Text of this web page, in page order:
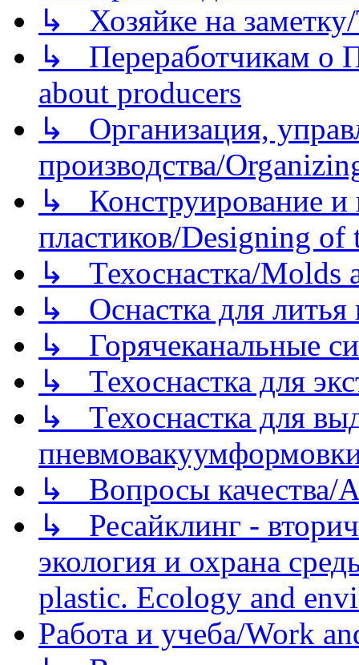
↳ Хозяйке на
↳ Переработчикам о
about producers
↳ Организация,
производства/
↳ Конструирование и
пластиков/Designing of
↳ Техоснастка/Molds
↳ Оснастка для литья
↳ Горячеканальные
↳ Техоснастка для
↳ Техоснастка для
↳ Вопросы качества/
↳ Ресайклинг -
экология и охрана
plastic. Ecology and
Работа и учеба/Work